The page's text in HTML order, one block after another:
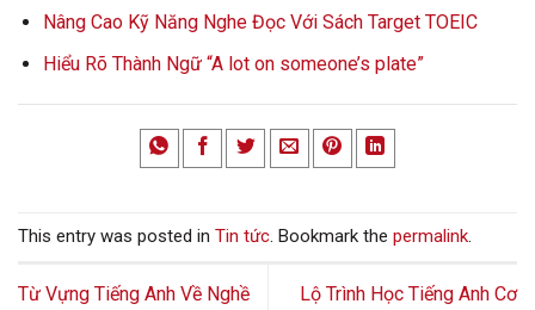
Nâng Cao Kỹ Năng Nghe Đọc Với Sách Target TOEIC
Hiểu Rõ Thành Ngữ “A lot on someone’s plate”
This entry was posted in Tin tức. Bookmark the permalink.
Từ Vựng Tiếng Anh Về Nghề
Lộ Trình Học Tiếng Anh Cơ